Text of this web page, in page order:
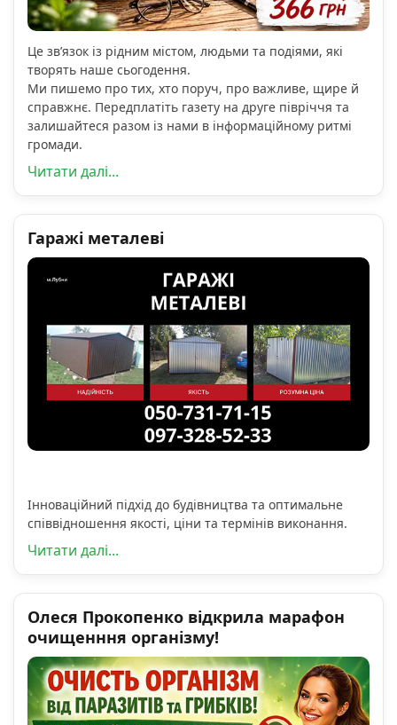
Це зв’язок із рідним містом, людьми та подіями, які
творять наше сьогодення.
Ми пишемо про тих, хто поруч, про важливе, щире й
справжнє. Передплатіть газету на друге півріччя та
залишайтеся разом із нами в інформаційному ритмі
громади.
Читати далі...
Гаражі металеві
Інноваційний підхід до будівництва та оптимальне
співвідношення якості, ціни та термінів виконання.
Читати далі...
Олеся Прокопенко відкрила марафон
очищенння організму!